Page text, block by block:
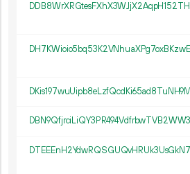
DKis197wuUipb8eLzfQcdKi65ad8TuNH9M